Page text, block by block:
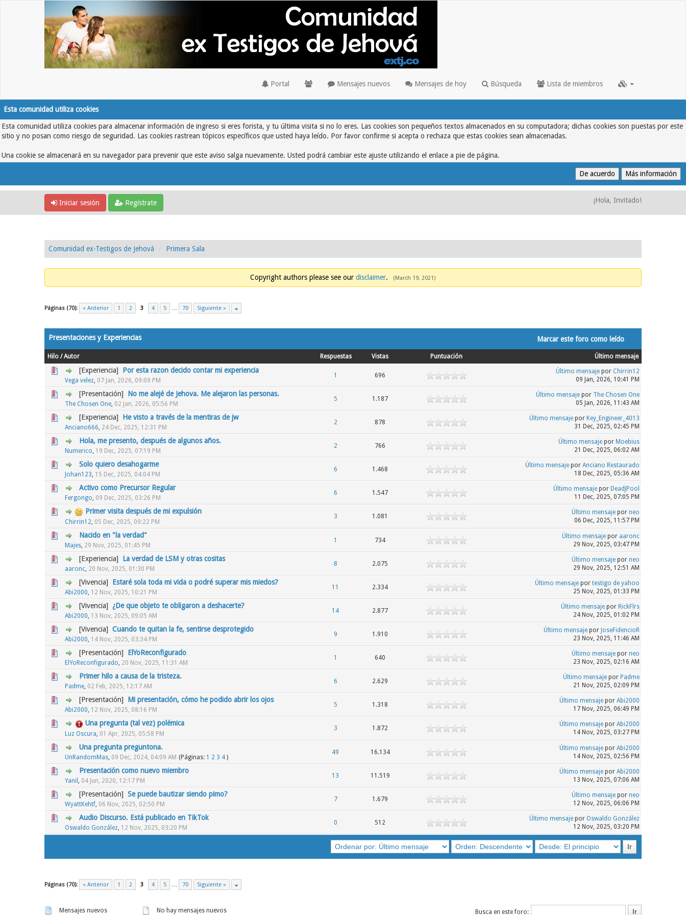
Portal Mensajes nuevos Mensajes de hoy Búsqueda Lista de miembros
Esta comunidad utiliza cookies
Esta comunidad utiliza cookies para almacenar información de ingreso si eres forista, y tu última visita si no lo eres. Las cookies son pequeños textos almacenados en su computadora; dichas cookies son puestas por este
sitio y no posan como riesgo de seguridad. Las cookies rastrean tópicos específicos que usted haya leído. Por favor confirme si acepta o rechaza que estas cookies sean almacenadas.
Una cookie se almacenará en su navegador para prevenir que este aviso salga nuevamente. Usted podrá cambiar este ajuste utilizando el enlace a pie de página.
Iniciar sesión Regístrate ¡Hola, Invitado!
Comunidad ex-Testigos de Jehová Primera Sala
Copyright authors please see our disclaimer. (March 19, 2021)
Páginas (70): « Anterior 1 2 3 4 5 … 70 Siguiente »
Presentaciones y Experiencias Marcar este foro como leído
Hilo /Autor Respuestas Vistas Puntuación Último mensaje
[Experiencia] Por esta razon decido contar mi experiencia
Vega velez, 07 Jan, 2026, 09:09 PM
1 696
0 voto(s) - Media 0 de 5
12345 Último mensajepor Chirrin12
09 Jan, 2026, 10:41 PM
[Presentación] No me alejé de Jehova. Me alejaron las personas.
The Chosen One, 02 Jan, 2026, 05:56 PM
5 1.187
0 voto(s) - Media 0 de 5
1234 5 Último mensajepor The Chosen One
05 Jan, 2026, 11:43 AM
[Experiencia] He visto a través de la mentiras de jw
Anciano666, 24 Dec, 2025, 12:31 PM
2 878
0 voto(s) - Media 0 de 5
1 23 45 Último mensajepor Key_Engineer_4013
31 Dec, 2025, 02:45 PM
Hola, me presento, después de algunos años.
Numerico, 19 Dec, 2025, 07:19 PM
2 766
0 voto(s) - Media 0 de 5
1 2345 Último mensajepor Moebius
21 Dec, 2025, 06:02 AM
Solo quiero desahogarme
Johan123, 15 Dec, 2025, 04:04 PM
6 1.468
0 voto(s) - Media 0 de 5 Último mensajepor Anciano Restaurado
18 Dec, 2025, 05:36 AM
Activo como Precursor Regular
Fergongo, 09 Dec, 2025, 03:26 PM
6 1.547
0 voto(s) - Media 0 de 5
1 Último mensajepor DeadJPool
11 Dec, 2025, 07:05 PM
Primer visita después de mi expulsión
Chirrin12 05 Dec, 2025, 09:22 PM
3 1.081
0 voto(s) - Media 0 de 5
12345 Último mensajepor neo
06 Dec, 2025, 11:57 PM
Nacido en "la verdad"
Majes 29 Nov, 2025, 01:45 PM
1 734
0 voto(s) - Media 0 de 5 Último mensajepor aaronc
29 Nov, 2025, 03:47 PM
[Experiencia] La verdad de LSM y otras cositas
aaronc 20 Nov, 2025, 01:30 PM
8 2.075
0 voto(s) - Media 0 de 5
123 4 5 Último mensajepor neo
29 Nov, 2025, 12:51 AM
[Vivencia] Estaré sola toda mi vida o podré superar mis miedos?
Abi2000 12 Nov, 2025, 10:21 PM
11 2.334
0 voto(s) - Media 0 de 5
12345 Último mensajepor testigo de yahoo
25 Nov, 2025, 01:33 PM
[Vivencia] ¿De que objeto te obligaron a deshacerte?
Abi2000 13 Nov, 2025, 09:05 AM
14 2.877
0 voto(s) - Media 0 de 5
12345 Último mensajepor RickFlrs
24 Nov, 2025, 01:02 PM
[Vivencia] Cuando te quitan la fe, sentirse desprotegido
Abi2000 14 Nov, 2025, 03:34 PM
9 1.910
0 voto(s) - Media 0 de 5
123 45 Último mensajepor JoseFidencioR
23 Nov, 2025, 11:46 AM
[Presentación] ElYoReconfigurado
ElYoReconfigurado 20 Nov, 2025, 11:31 AM
1 640
0 voto(s) - Media 0 de 5
123 Último mensajepor neo
23 Nov, 2025, 02:16 AM
Primer hilo a causa de la tristeza.
Padme 02 Feb, 2025, 12:17 AM
6 2.629
0 voto(s) - Media 0 de 5
12 Último mensajepor Padme
21 Nov, 2025, 02:09 PM
[Presentación] Mi presentación, cómo he podido abrir los ojos
Abi2000 12 Nov, 2025, 08:16 PM
5 1.318
0 voto(s) - Media 0 de 5
12 345 Último mensajepor Abi2000
17 Nov, 2025, 06:49 PM
Una pregunta (tal vez) polémica
Luz Oscura 01 Apr, 2025, 05:58 PM
3 1.872
0 voto(s) - Media 0 de 5
123 Último mensajepor Abi2000
14 Nov, 2025, 03:27 PM
Una pregunta preguntona.
UnRandomMas 09 Dec, 2024, 04:09 AM (Páginas: 1 2 3 4 )
49 16.134
0 voto(s) - Media 0 de 5 Último mensajepor Abi2000
14 Nov, 2025, 02:56 PM
Presentación como nuevo miembro
Yanil 04 Jun, 2020, 12:17 PM
13 11.519
0 voto(s) - Media 0 de 5
1234 Último mensajepor Abi2000
13 Nov, 2025, 07:06 AM
[Presentación] Se puede bautizar siendo pimo?
WyattKehtf 06 Nov, 2025, 02:50 PM
7 1.679
0 voto(s) - Media 0 de 5
123 45 Último mensajepor neo
12 Nov, 2025, 06:06 PM
Audio Discurso. Está publicado en TikTok
Oswaldo González 12 Nov, 2025, 03:20 PM
0 512
0 voto(s) - Media 0 de 5
1 23 45 Último mensajepor Oswaldo González
12 Nov, 2025, 03:20 PM
Páginas (70): « Anterior 1 2 3 4 5 … 70 Siguiente »
Mensajes nuevos No hay mensajes nuevos Busca en este foro: